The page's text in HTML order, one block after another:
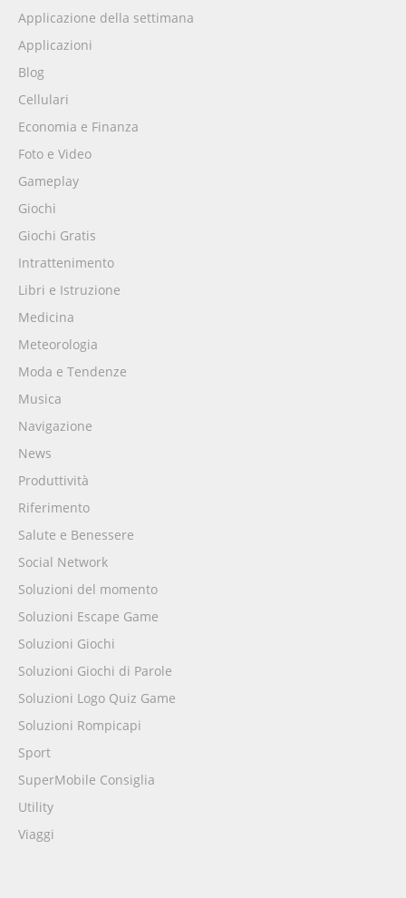
Applicazione della settimana
Applicazioni
Blog
Cellulari
Economia e Finanza
Foto e Video
Gameplay
Giochi
Giochi Gratis
Intrattenimento
Libri e Istruzione
Medicina
Meteorologia
Moda e Tendenze
Musica
Navigazione
News
Produttività
Riferimento
Salute e Benessere
Social Network
Soluzioni del momento
Soluzioni Escape Game
Soluzioni Giochi
Soluzioni Giochi di Parole
Soluzioni Logo Quiz Game
Soluzioni Rompicapi
Sport
SuperMobile Consiglia
Utility
Viaggi